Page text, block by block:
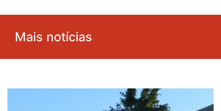
Mais notícias